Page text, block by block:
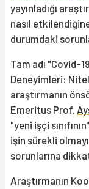
yayınladığı
nasıl
durumdaki
Tam adı "Covid-
Deneyimleri:
araştırmanın
Emeritus Prof.
"yeni işçi
işin sürekli
sorunlarına
Araştırmanın